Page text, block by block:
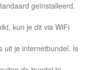
geïnstalleerd.
kun je dit via WiFi
uit je internetbundel. Is